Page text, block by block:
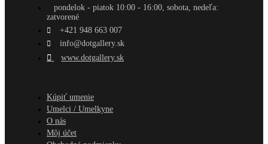
pondelok - piatok 10:00 - 16:00, sobota, nedeľa:
zatvorené
+421 948 663 007
info@dotgallery.sk
www.dotgallery.sk
Kúpiť umenie
Umelci / Umelkyne
O nás
Môj účet